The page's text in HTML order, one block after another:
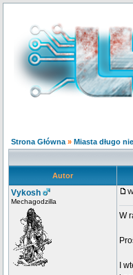
Strona Główna » Miasta długo
Autor
Vykosh
Mechagodzilla
W
I